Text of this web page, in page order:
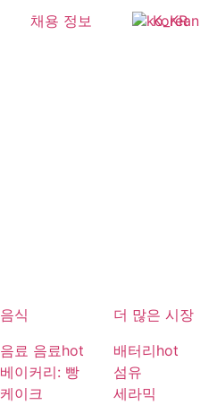
채용 정보 Korean
음식
음료 음료hot
베이커리: 빵
케이크
더 많은 시장
배터리hot
섬유
세라믹